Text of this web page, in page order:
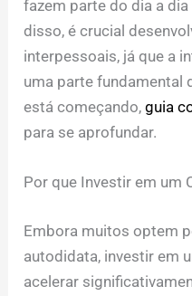
fazem parte do dia a
disso, é crucial
interpessoais, já que a
uma parte fundamental
está começando,guia
para se aprofundar.
Por que Investir em um
Embora muitos optem
autodidata, investir em
acelerar